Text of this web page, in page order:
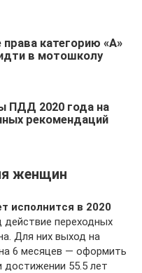
категорию «А»
в мотошколу
ПДД 2020 года на
рекомендаций
женщин
исполнится в 2020
переходных
Для них выход на
6 месяцев — оформить
55.5 лет